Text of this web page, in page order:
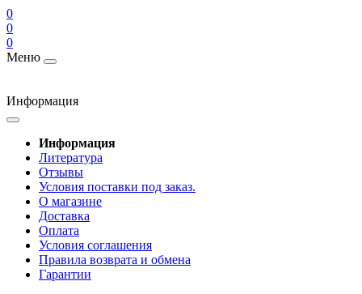
0
0
0
Меню
Информация
Информация
Литература
Отзывы
Условия поставки под заказ.
О магазине
Доставка
Оплата
Условия соглашения
Правила возврата и обмена
Гарантии